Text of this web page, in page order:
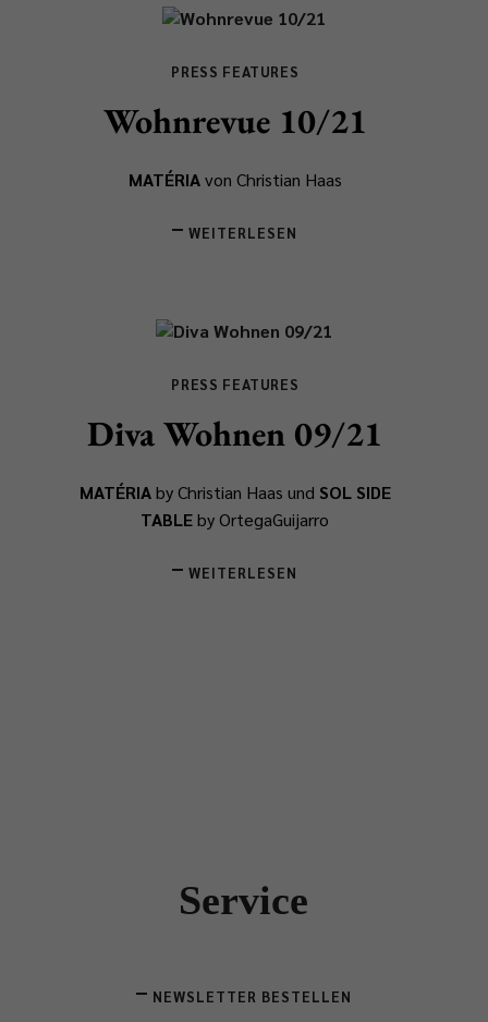
PRESS FEATURES
Wohnrevue 10/21
MATÉRIAvon Christian Haas
WEITERLESEN
PRESS FEATURES
Diva Wohnen 09/21
MATÉRIAby Christian Haas und SOL SIDE
TABLEby OrtegaGuijarro
WEITERLESEN
Service
NEWSLETTER BESTELLEN